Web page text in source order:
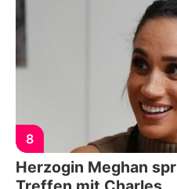
8
Herzogin Meghan